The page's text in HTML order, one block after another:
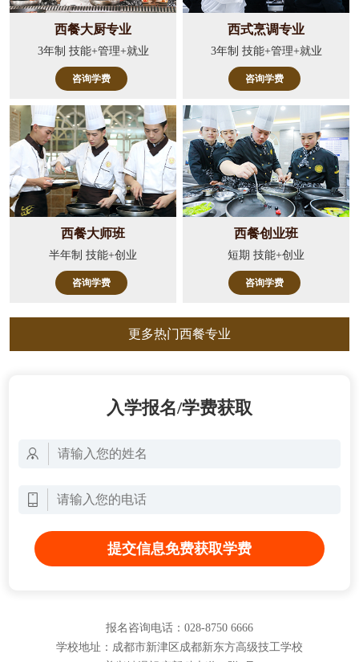
西餐大厨专业
3年制 技能+管理+就业
咨询学费
西式烹调专业
3年制 技能+管理+就业
咨询学费
西餐大师班
半年制 技能+创业
咨询学费
西餐创业班
短期 技能+创业
咨询学费
更多热门西餐专业
入学报名/学费获取
提交信息免费获取学费
报名咨询电话：028-8750 6666
学校地址：成都市新津区成都新东方高级技工学校